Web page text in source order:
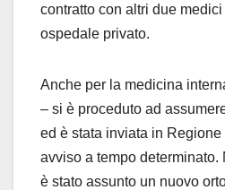
contratto con altri due
ospedale privato.
Anche per la medicina
– si è proceduto ad
ed è stata inviata in
avviso a tempo determinato.
è stato assunto un nuovo